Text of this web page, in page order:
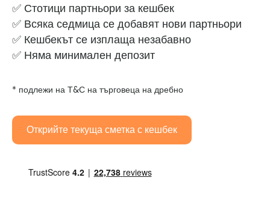
✅ Стотици партньори за кешбек
✅ Всяка седмица се добавят нови партньори
✅ Кешбекът се изплаща незабавно
✅ Няма минимален депозит
* подлежи на Т&С на търговеца на дребно
Открийте текуща сметка с кешбек